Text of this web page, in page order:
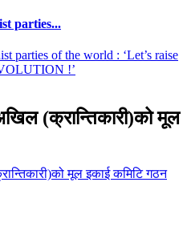
parties...
(क्रान्तिकारी)को मूल